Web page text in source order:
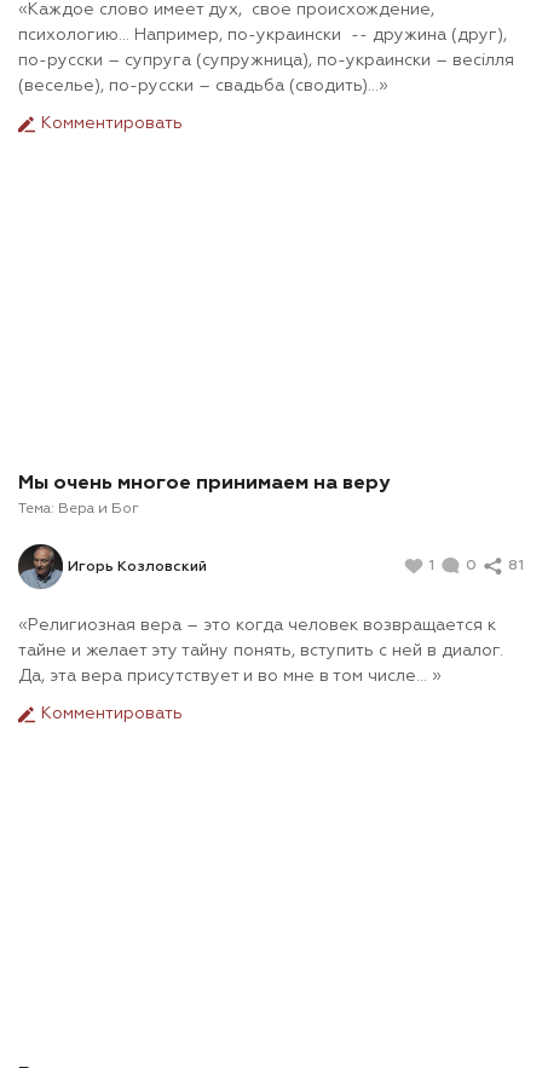
«Каждое слово имеет дух, свое происхождение,
психологию… Например, по-украински -- дружина (друг),
по-русски – супруга (супружница), по-украински – весілля
(веселье), по-русски – свадьба (сводить)…»
Комментировать
Мы очень многое принимаем на веру
Тема: Вера и Бог
Игорь Козловский 1 0 81
«Религиозная вера – это когда человек возвращается к
тайне и желает эту тайну понять, вступить с ней в диалог.
Да, эта вера присутствует и во мне в том числе… »
Комментировать